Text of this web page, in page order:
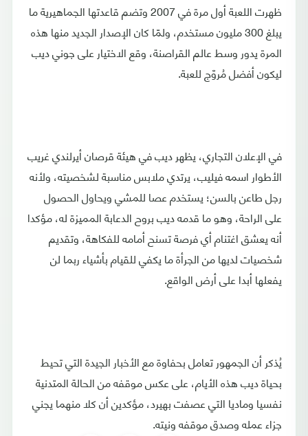
ظهرت اللعبة أول مرة في 2007 وتضم قاعدتها الجماهيرية ما
يبلغ 300 مليون مستخدم، ولمّا كان الإصدار الجديد منها هذه
المرة يدور وسط عالم القراصنة، وقع الاختيار على جوني ديب
ليكون أفضل مُروّج للعبة.
في الإعلان التجاري، يظهر ديب في هيئة قرصان أيرلندي غريب
الأطوار اسمه فيليب، يرتدي ملابس مناسبة لشخصيته، ولأنه
رجل طاعن بالسن؛ يستخدم عصا للمشي ويحاول الحصول
على الراحة، وهو ما قدمه ديب بروح الدعابة المميزة له، مؤكدا
أنه يعشق اغتنام أي فرصة تسنح أمامه للفكاهة، وتقديم
شخصيات لديها من الجرأة ما يكفي للقيام بأشياء ربما لن
يفعلها أبدا على أرض الواقع.
يُذكر أن الجمهور تعامل بحفاوة مع الأخبار الجيدة التي تحيط
بحياة ديب هذه الأيام، على عكس موقفه من الحالة المتدنية
نفسيا وماديا التي عصفت بهيرد، مؤكدين أن كلا منهما يجني
جزاء عمله وصدق موقفه ونيته.